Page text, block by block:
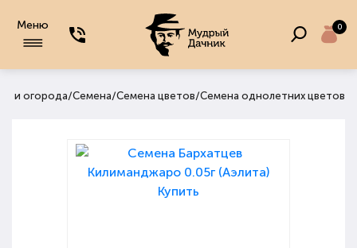
Меню 0
и огорода/Семена/Семена цветов/Семена однолетних цветов